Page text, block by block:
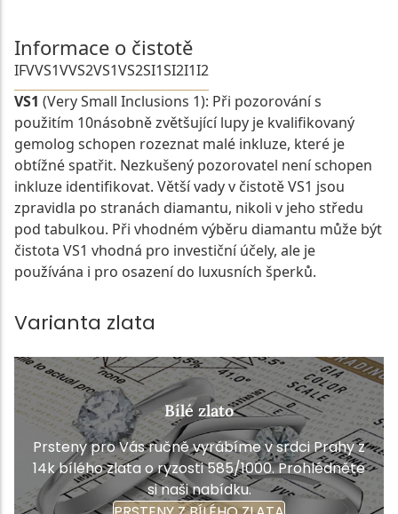
Informace o čistotě
IFVVS1VVS2VS1VS2SI1SI2I1I2
VS1 (Very Small Inclusions 1): Při pozorování s
použitím 10násobně zvětšující lupy je kvalifikovaný
gemolog schopen rozeznat malé inkluze, které je
obtížné spatřit. Nezkušený pozorovatel není schopen
inkluze identifikovat. Větší vady v čistotě VS1 jsou
zpravidla po stranách diamantu, nikoli v jeho středu
pod tabulkou. Při vhodném výběru diamantu může být
čistota VS1 vhodná pro investiční účely, ale je
používána i pro osazení do luxusních šperků.
Varianta zlata
Bílé zlato
Prsteny pro Vás ručně vyrábíme v srdci Prahy z
14k bílého zlata o ryzosti 585/1000. Prohlédněte
si naši nabídku.